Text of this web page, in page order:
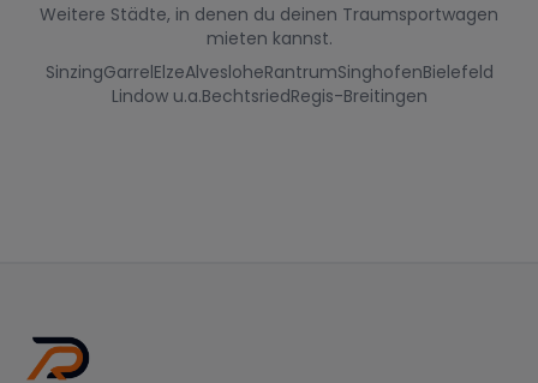
Weitere Städte, in denen du deinen Traumsportwagen
mieten kannst.
SinzingGarrelElzeAlvesloheRantrumSinghofenBielefeld
Lindow u.a.BechtsriedRegis-Breitingen